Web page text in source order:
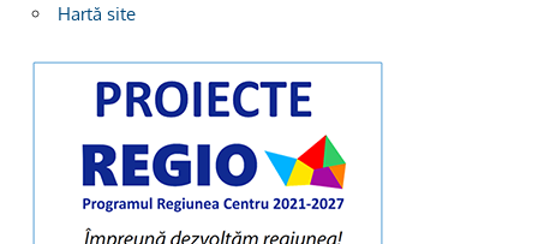
Hartă site